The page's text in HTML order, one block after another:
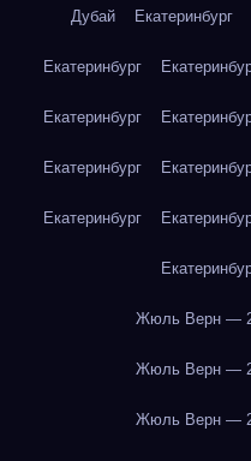
Дубай Екатеринбург
Екатеринбург
Екатеринбург
Екатеринбург
Екатеринбург
Жюль Верн —
Жюль Верн —
Жюль Верн —